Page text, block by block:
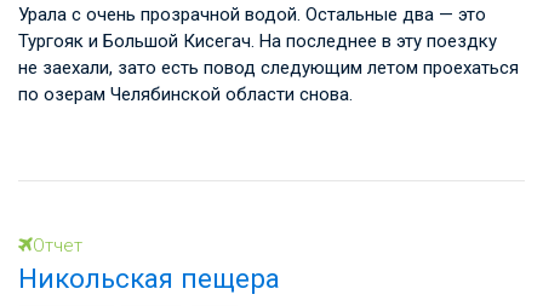
Урала с очень прозрачной водой. Остальные два — это
Тургояк и Большой Кисегач. На последнее в эту поездку
не заехали, зато есть повод следующим летом проехаться
по озерам Челябинской области снова.
Отчет
Никольская пещера